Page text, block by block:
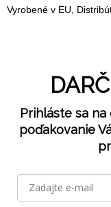
Vyrobené v EU,
Prihláste sa
poďakovanie